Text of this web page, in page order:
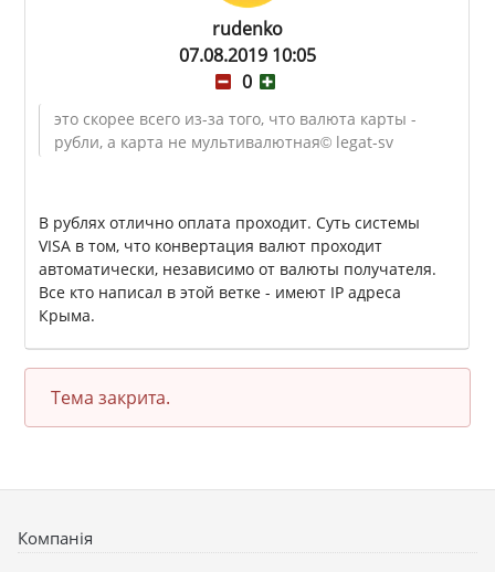
rudenko
07.08.2019 10:05
0
это скорее всего из-за того, что валюта карты -
рубли, а карта не мультивалютная© legat-sv
В рублях отлично оплата проходит. Суть системы
VISA в том, что конвертация валют проходит
автоматически, независимо от валюты получателя.
Все кто написал в этой ветке - имеют IP адреса
Крыма.
Тема закрита.
Компанія